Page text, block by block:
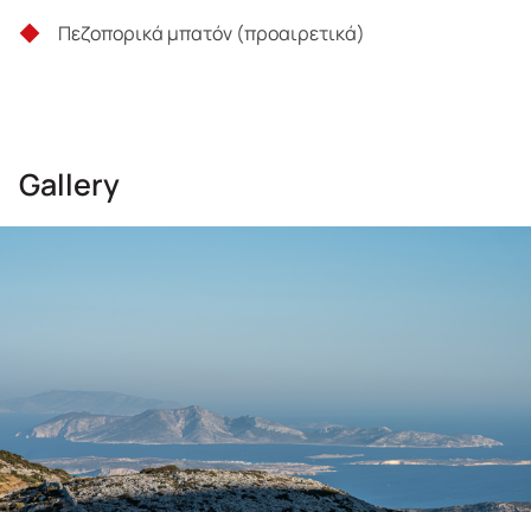
Πεζοπορικά μπατόν (προαιρετικά)
Gallery